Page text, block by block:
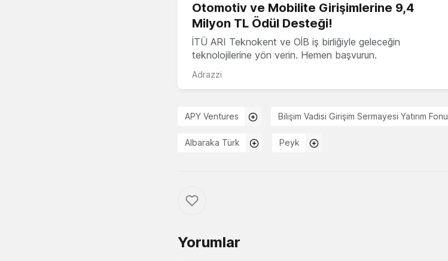
Otomotiv ve Mobilite Girişimlerine 9,4
Milyon TL Ödül Desteği!
İTÜ ARI Teknokent ve OİB iş birliğiyle geleceğin
teknolojilerine yön verin. Hemen başvurun.
Adrazzi
APY Ventures Bilişim Vadisi Girişim Sermayesi Yatırım Fonu
Albaraka Türk Peyk
Yorumlar